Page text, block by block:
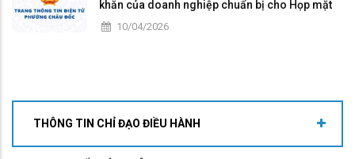
khăn của doanh nghiệp chuẩn bị cho Họp mặt
và đối thoại doanh nghiệp hàng tháng năm
10/04/2026
THÔNG TIN CHỈ ĐẠO ĐIỀU HÀNH